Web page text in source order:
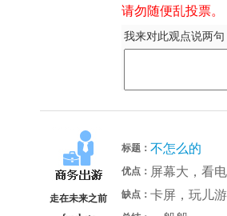
请勿随便乱投票。
我来对此观点说两句
走在未来之前
标题： 不怎么的
优点： 屏幕大，看
缺点： 卡屏，玩儿